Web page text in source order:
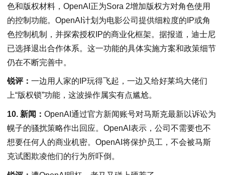
色和版权材料，OpenAI正为Sora 2增加版权方对角色使用
的控制功能。OpenAI计划为电影公司提供细粒度的IP或角
色控制机制，并探索授权IP的商业化框架。据报道，迪士尼
已选择退出合作体系。这一功能的具体实施方案和政策细节
仍在不断完善中。
锐评： 一边用人家的IP玩得飞起，一边又给好莱坞大佬们
上“版权锁”功能，这波操作属实有点尴尬。
10. 新闻： OpenAI通过官方新闻账号对马斯克最新以诉讼为
幌子的骚扰策略作出回应。OpenAI表示，公司不需要也不
想要任何人的商业机密。OpenAI将保护员工，不会被马斯
克试图欺凌他们的行为所吓倒。